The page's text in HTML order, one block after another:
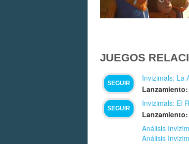
JUEGOS
SEGUIR
Invizimals: La
Lanzamiento:
SEGUIR
Invizimals: El
Lanzamiento:
Análisis
Análisis